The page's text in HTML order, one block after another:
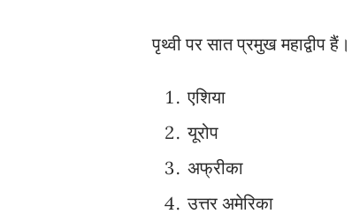
पृथ्वी पर सात प्रमुख महाद्वीप
एशिया
यूरोप
अफ्रीका
उत्तर अमेरिका